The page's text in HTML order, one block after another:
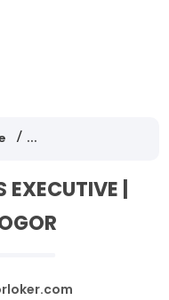
Lowongan Kerja
EXECUTIVE |